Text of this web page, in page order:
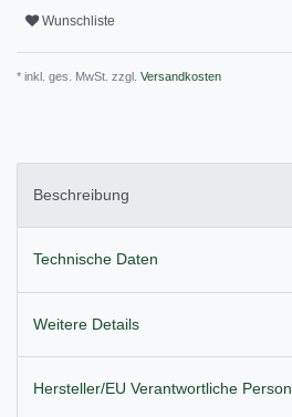
Wunschliste
* inkl. ges. MwSt. zzgl. Versandkosten
Beschreibung
Technische Daten
Weitere Details
Hersteller/EU Verantwortliche Person